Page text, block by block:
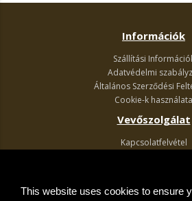
This website uses cookies to ensure
Információk
Szállítási
Adatvédelmi
Általános Szerződési
Cookie-k használata
Vevőszolgálat
Kapcsolatfelvétel